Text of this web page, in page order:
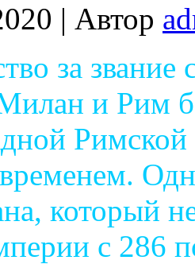
| Автор
за
и Рим
который
с 286